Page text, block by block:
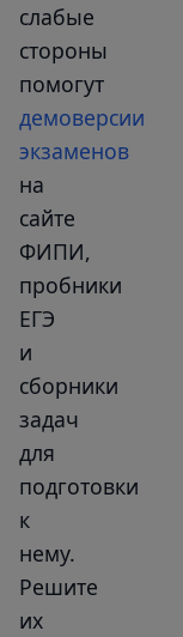
слабые
стороны
помогут
демоверсии
экзаменов
на
сайте
ФИПИ,
пробники
ЕГЭ
и
сборники
задач
для
подготовки
к
нему.
Решите
их